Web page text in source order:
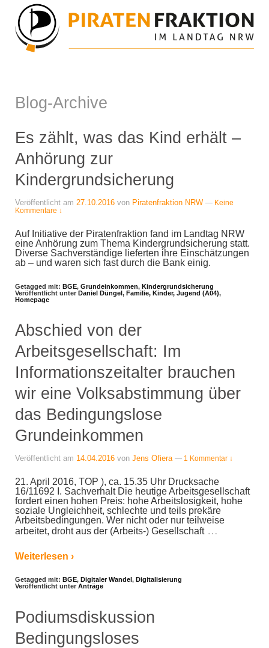
Blog-Archive
Es zählt, was das Kind erhält –
Anhörung zur
Kindergrundsicherung
Veröffentlicht am 27.10.2016 von Piratenfraktion NRW — Keine
Kommentare ↓
Auf Initiative der Piratenfraktion fand im Landtag NRW
eine Anhörung zum Thema Kindergrundsicherung statt.
Diverse Sachverständige lieferten ihre Einschätzungen
ab – und waren sich fast durch die Bank einig.
Getagged mit: BGE, Grundeinkommen, Kindergrundsicherung
Veröffentlicht unter Daniel Düngel, Familie, Kinder, Jugend (A04),
Homepage
Abschied von der
Arbeitsgesellschaft: Im
Informationszeitalter brauchen
wir eine Volksabstimmung über
das Bedingungslose
Grundeinkommen
Veröffentlicht am 14.04.2016 von Jens Ofiera — 1 Kommentar ↓
21. April 2016, TOP ), ca. 15.35 Uhr Drucksache
16/11692 I. Sachverhalt Die heutige Arbeitsgesellschaft
fordert einen hohen Preis: hohe Arbeitslosigkeit, hohe
soziale Ungleichheit, schlechte und teils prekäre
Arbeitsbedingungen. Wer nicht oder nur teilweise
arbeitet, droht aus der (Arbeits-) Gesellschaft …
Weiterlesen ›
Getagged mit: BGE, Digitaler Wandel , Digitalisierung
Veröffentlicht unter Anträge
Podiumsdiskussion
Bedingungsloses